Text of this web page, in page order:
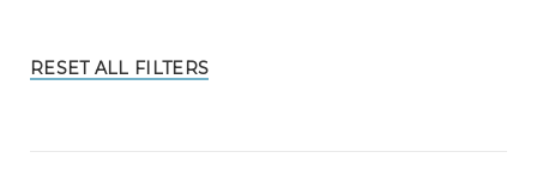
RESET ALL FILTERS